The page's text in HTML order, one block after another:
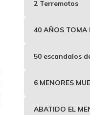
2 Terremotos
40 AÑOS TOMA
50 escandalos
6 MENORES
ABATIDO EL